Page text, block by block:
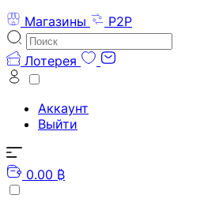
Магазины
P2P
Лотерея
Аккаунт
Выйти
0.00 ₿